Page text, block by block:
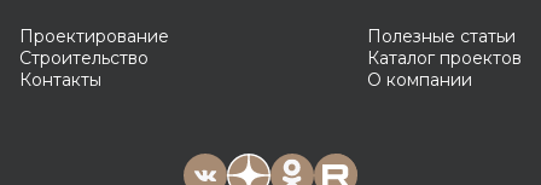
Проектирование
Строительство
Контакты
Полезные статьи
Каталог проектов
О компании